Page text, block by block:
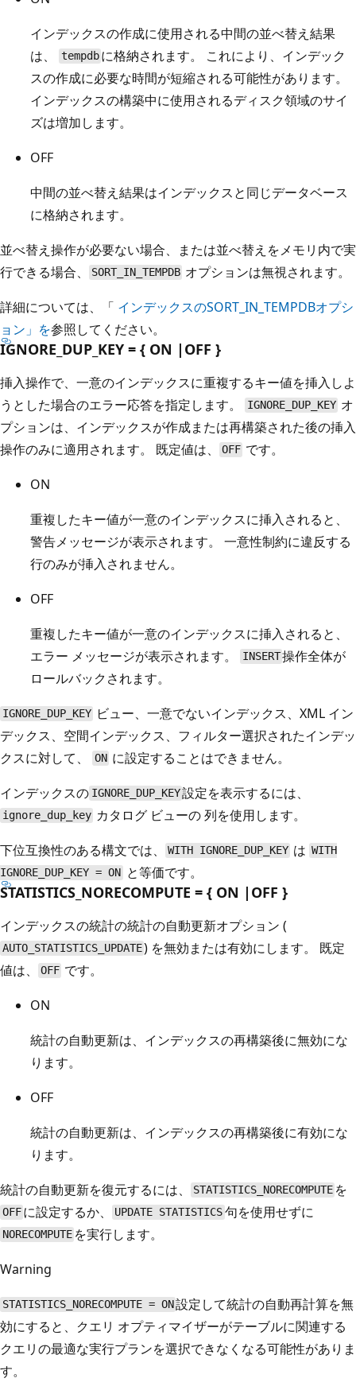
インデックスの作成に使用される中間の並べ替え結果
は、
tempdb に格納されます。 これにより、インデック
スの作成に必要な時間が短縮される可能性があります。
インデックスの構築中に使用されるディスク領域のサイ
ズは増加します。
OFF
中間の並べ替え結果はインデックスと同じデータベース
に格納されます。
並べ替え操作が必要ない場合、または並べ替えをメモリ内で実
行できる場合、
SORT_IN_TEMPDB オプションは無視されます。
詳細については、「 インデックスのSORT_IN_TEMPDBオプシ
ョン」を参照してください。
IGNORE_DUP_KEY = { ON |OFF }
挿入操作で、一意のインデックスに重複するキー値を挿入しよ
うとした場合のエラー応答を指定します。
IGNORE_DUP_KEY オ
プションは、インデックスが作成または再構築された後の挿入
操作のみに適用されます。 既定値は、
OFF です。
ON
重複したキー値が一意のインデックスに挿入されると、
警告メッセージが表示されます。 一意性制約に違反する
行のみが挿入されません。
OFF
重複したキー値が一意のインデックスに挿入されると、
エラー メッセージが表示されます。
INSERT操作全体が
ロールバックされます。
IGNORE_DUP_KEY ビュー、一意でないインデックス、XML イン
デックス、空間インデックス、フィルター選択されたインデッ
クスに対して、
ON に設定することはできません。
インデックスの IGNORE_DUP_KEY設定を表示するには、
ignore_dup_key カタログ ビューの列を使用します。
下位互換性のある構文では、
WITH IGNORE_DUP_KEY は WITH
IGNORE_DUP_KEY = ON と等価です。
STATISTICS_NORECOMPUTE = { ON |OFF }
インデックスの統計の統計の自動更新オプション (
AUTO_STATISTICS_UPDATE) を無効または有効にします。 既定
値は、
OFF です。
ON
統計の自動更新は、インデックスの再構築後に無効にな
ります。
OFF
統計の自動更新は、インデックスの再構築後に有効にな
ります。
統計の自動更新を復元するには、
STATISTICS_NORECOMPUTE を
OFF に設定するか、 UPDATE STATISTICS句を使用せずに
NORECOMPUTE を実行します。
Warning
STATISTICS_NORECOMPUTE = ON設定して統計の自動再計算を無
効にすると、クエリ オプティマイザーがテーブルに関連する
クエリの最適な実行プランを選択できなくなる可能性がありま
す。